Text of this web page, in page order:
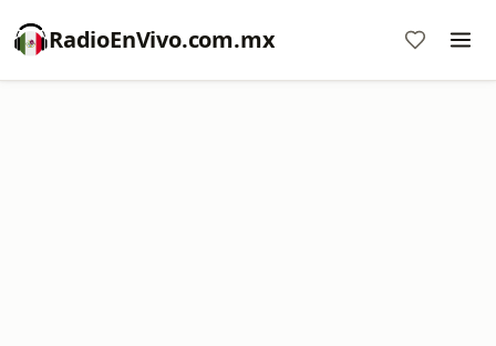
RadioEnVivo.com.mx